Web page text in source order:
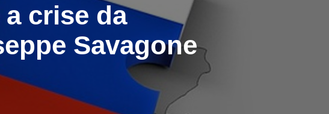
crise da
Savagone